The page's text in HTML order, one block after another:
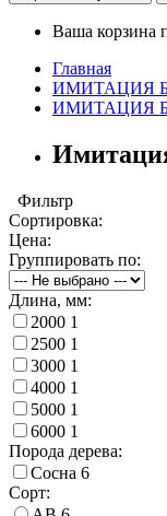
Ваша корзина
Главная
ИМИТАЦИЯ
ИМИТАЦИЯ
Фильтр
Сортировка:
Цена:
Группировать по:
Длина, мм:
2000 1
2500 1
3000 1
4000 1
5000 1
6000 1
Порода дерева:
Сосна 6
Сорт: